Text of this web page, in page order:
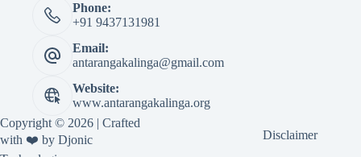
Phone:
+91 9437131981
Email:
antarangakalinga@gmail.com
Website:
www.antarangakalinga.org
Copyright © 2026 | Crafted
with ❤️ by Djonic
Disclaimer